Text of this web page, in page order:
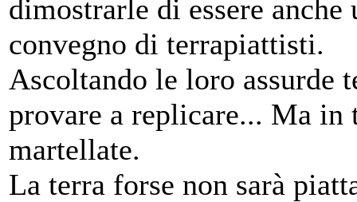
dimostrarle di essere
convegno di terrapiattisti.
Ascoltando le loro assurde
provare a replicare... Ma in
martellate.
La terra forse non sarà